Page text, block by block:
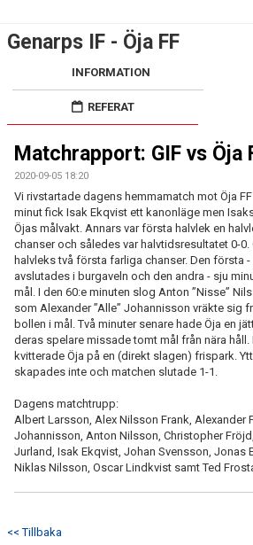
EKEVALLEN IP
DOKUMENT
BILDER
STATISTIK
ÅRSKORT A-LAG 2026
Genarps IF - Öja FF
INFORMATION
REFERAT
Matchrapport: GIF vs Öja
2020-09-05 18:20
Vi rivstartade dagens hemmamatch mot Öja
minut fick Isak Ekqvist ett kanonläge men
Öjas målvakt. Annars var första halvlek en
chanser och således var halvtidsresultatet 0-0.
halvleks två första farliga chanser. Den första
avslutades i burgaveln och den andra - sju
mål. I den 60:e minuten slog Anton ”Nisse”
som Alexander ”Alle” Johannisson vräkte sig
bollen i mål. Två minuter senare hade Öja en
deras spelare missade tomt mål från nära håll.
kvitterade Öja på en (direkt slagen) frispark.
skapades inte och matchen slutade 1-1.
Dagens matchtrupp:
Albert Larsson, Alex Nilsson Frank, Alexander
Johannisson, Anton Nilsson, Christopher
Jurland, Isak Ekqvist, Johan Svensson, Jonas
Niklas Nilsson, Oscar Lindkvist samt Ted
<< Tillbaka